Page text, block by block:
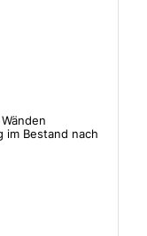
im Bestand nach